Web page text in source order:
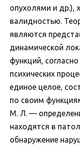
опухолями и др.),
валидностью.
являются
динамической
функций,
психических
единое целое,
по своим
М. Л. —
находятся в
обнаружение